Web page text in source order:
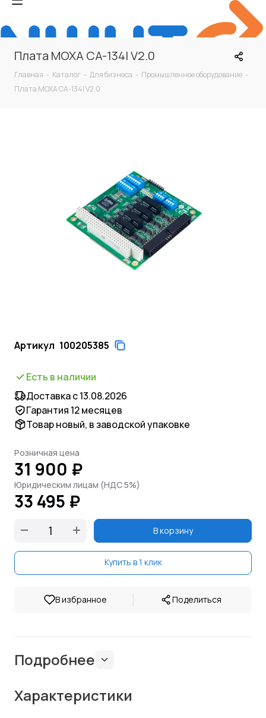
Плата MOXA CA-134I V2.0
Главная - Каталог - Для бизнеса - Промышленное оборудование -
Плата MOXA CA-134I V2.0
Артикул 100205385
Есть в наличии
Доставка с 13.08.2026
Гарантия 12 месяцев
Товар новый, в заводской упаковке
Розничная цена
31 900 ₽
Юридическим лицам (НДС 5%)
33 495 ₽
В корзину
Купить в 1 клик
В избранное | Поделиться
Подробнее
Характеристики